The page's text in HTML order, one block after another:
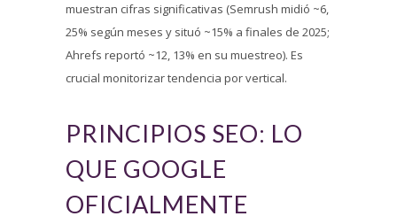
muestran cifras significativas (Semrush midió ~6,
25% según meses y situó ~15% a finales de 2025;
Ahrefs reportó ~12, 13% en su muestreo). Es
crucial monitorizar tendencia por vertical.
PRINCIPIOS SEO: LO
QUE GOOGLE
OFICIALMENTE